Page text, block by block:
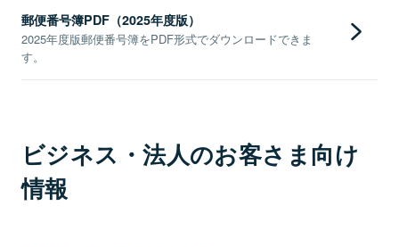
郵便番号簿PDF（2025年度版）
2025年度版郵便番号簿をPDF形式でダウンロードできま
す。
ビジネス・法人のお客さま向け
情報